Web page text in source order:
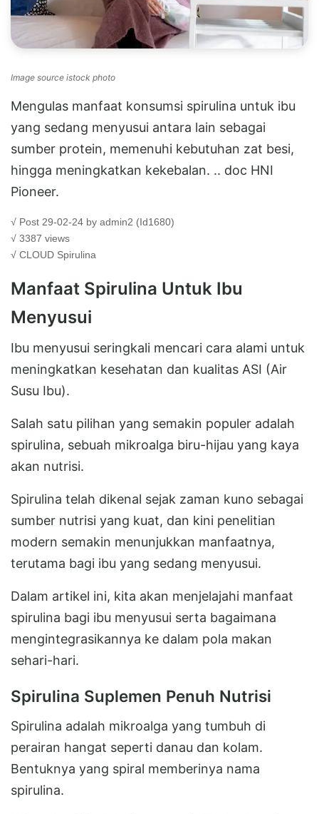
Image source istock photo
Mengulas manfaat konsumsi spirulina untuk ibu
yang sedang menyusui antara lain sebagai
sumber protein, memenuhi kebutuhan zat besi,
hingga meningkatkan kekebalan. .. doc HNI
Pioneer.
√ Post 29-02-24 by admin2 (Id1680)
√ 3387 views
√ CLOUD Spirulina
Manfaat Spirulina Untuk Ibu
Menyusui
Ibu menyusui seringkali mencari cara alami untuk
meningkatkan kesehatan dan kualitas ASI (Air
Susu Ibu).
Salah satu pilihan yang semakin populer adalah
spirulina, sebuah mikroalga biru-hijau yang kaya
akan nutrisi.
Spirulina telah dikenal sejak zaman kuno sebagai
sumber nutrisi yang kuat, dan kini penelitian
modern semakin menunjukkan manfaatnya,
terutama bagi ibu yang sedang menyusui.
Dalam artikel ini, kita akan menjelajahi manfaat
spirulina bagi ibu menyusui serta bagaimana
mengintegrasikannya ke dalam pola makan
sehari-hari.
Spirulina Suplemen Penuh Nutrisi
Spirulina adalah mikroalga yang tumbuh di
perairan hangat seperti danau dan kolam.
Bentuknya yang spiral memberinya nama
spirulina.